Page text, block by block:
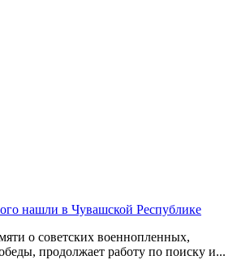
нашли в Чувашской Республике
о советских военнопленных,
продолжает работу по поиску и...